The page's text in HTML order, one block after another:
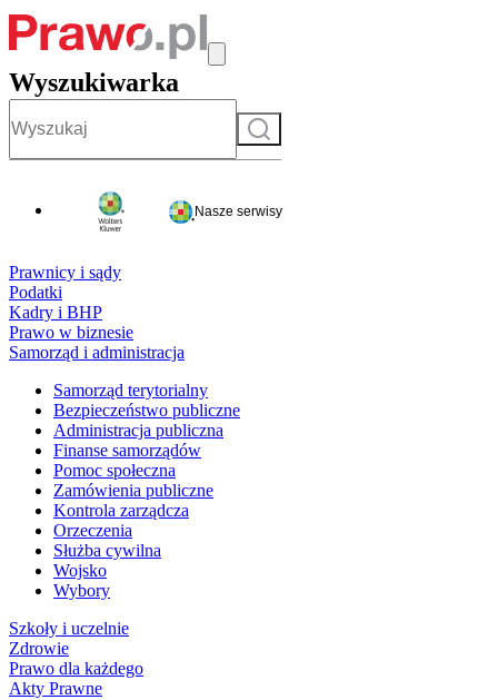
Wyszukiwarka
Szukaj
Nasze serwisy
Prawnicy i sądy
Podatki
Kadry i BHP
Prawo w biznesie
Samorząd i administracja
Samorząd terytorialny
Bezpieczeństwo publiczne
Administracja publiczna
Finanse samorządów
Pomoc społeczna
Zamówienia publiczne
Kontrola zarządcza
Orzeczenia
Służba cywilna
Wojsko
Wybory
Szkoły i uczelnie
Zdrowie
Prawo dla każdego
Akty Prawne